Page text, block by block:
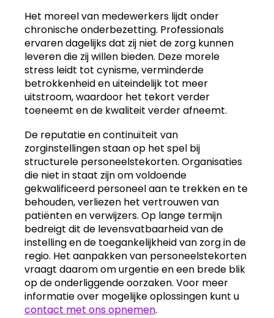
Het moreel van medewerkers lijdt onder
chronische onderbezetting. Professionals
ervaren dagelijks dat zij niet de zorg kunnen
leveren die zij willen bieden. Deze morele
stress leidt tot cynisme, verminderde
betrokkenheid en uiteindelijk tot meer
uitstroom, waardoor het tekort verder
toeneemt en de kwaliteit verder afneemt.
De reputatie en continuïteit van
zorginstellingen staan op het spel bij
structurele personeelstekorten. Organisaties
die niet in staat zijn om voldoende
gekwalificeerd personeel aan te trekken en te
behouden, verliezen het vertrouwen van
patiënten en verwijzers. Op lange termijn
bedreigt dit de levensvatbaarheid van de
instelling en de toegankelijkheid van zorg in de
regio. Het aanpakken van personeelstekorten
vraagt daarom om urgentie en een brede blik
op de onderliggende oorzaken. Voor meer
informatie over mogelijke oplossingen kunt u
contact met ons opnemen.